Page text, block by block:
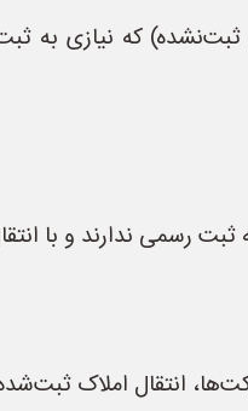
که نیازی به
ثبت رسمی ندارند و با
انتقال املاک